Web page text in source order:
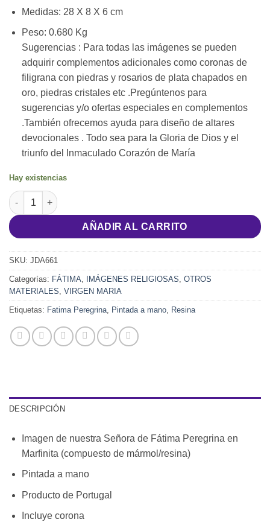
Medidas: 28 X 8 X 6 cm
Peso: 0.680 Kg
Sugerencias : Para todas las imágenes se pueden
adquirir complementos adicionales como coronas de
filigrana con piedras y rosarios de plata chapados en
oro, piedras cristales etc .Pregúntenos para
sugerencias y/o ofertas especiales en complementos
.También ofrecemos ayuda para diseño de altares
devocionales . Todo sea para la Gloria de Dios y el
triunfo del Inmaculado Corazón de María
Hay existencias
Nuestra Señora de Fátima Peregrina cantidad
AÑADIR AL CARRITO
SKU: JDA661
Categorías: FÁTIMA IMÁGENES RELIGIOSAS OTROS
MATERIALES VIRGEN MARIA
Etiquetas: Fatima Peregrina Pintada a mano Resina
DESCRIPCIÓN
Imagen de nuestra Señora de Fátima Peregrina en
Marfinita (compuesto de mármol/resina)
Pintada a mano
Producto de Portugal
Incluye corona